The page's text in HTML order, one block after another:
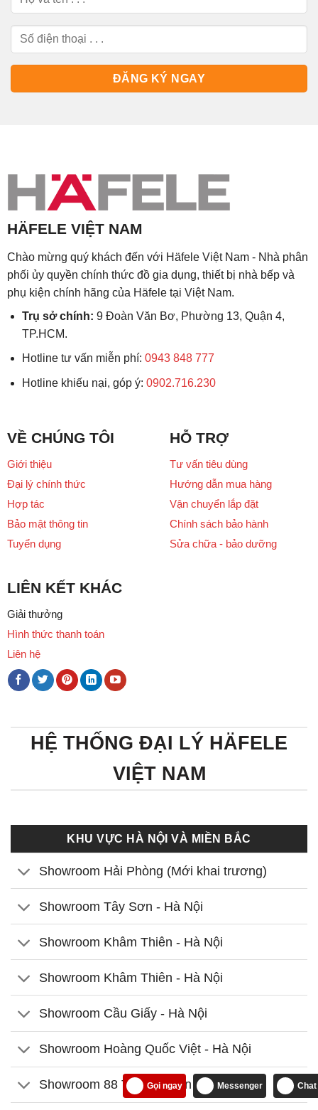
HÄFELE VIỆT NAM
Chào mừng quý khách đến với Häfele Việt Nam - Nhà phân
phối ủy quyền chính thức đồ gia dụng, thiết bị nhà bếp và
phụ kiện chính hãng của Häfele tại Việt Nam.
Trụ sở chính: 9 Đoàn Văn Bơ, Phường 13, Quận 4,
TP.HCM.
Hotline tư vấn miễn phí: 0943 848 777
Hotline khiếu nại, góp ý: 0902.716.230
VỀ CHÚNG TÔI
Giới thiệu
Đại lý chính thức
Hợp tác
Bảo mật thông tin
Tuyển dụng
HỖ TRỢ
Tư vấn tiêu dùng
Hướng dẫn mua hàng
Vận chuyển lắp đặt
Chính sách bảo hành
Sửa chữa - bảo dưỡng
LIÊN KẾT KHÁC
Giải thưởng
Hình thức thanh toán
Liên hệ
HỆ THỐNG ĐẠI LÝ HÄFELE
VIỆT NAM
KHU VỰC HÀ NỘI VÀ MIỀN BẮC
Showroom Hải Phòng (Mới khai trương)
Showroom Tây Sơn - Hà Nội
Showroom Khâm Thiên - Hà Nội
Showroom Khâm Thiên - Hà Nội
Showroom Cầu Giấy - Hà Nội
Showroom Hoàng Quốc Việt - Hà Nội
Showroom 88 Thanh Nhàn - Hà Nội
Gọi ngay Messenger